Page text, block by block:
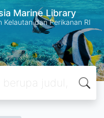
Marine Library
Kelautan dan Perikanan RI